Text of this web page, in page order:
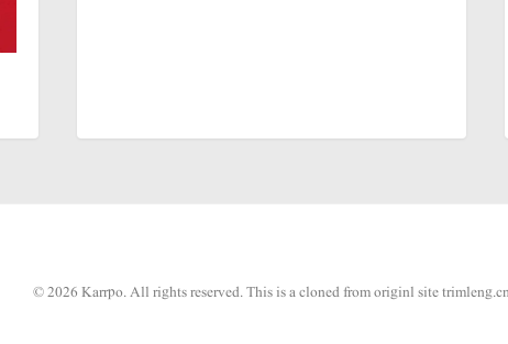
© 2026 Karrpo. All rights reserved.This is a cloned from originl site